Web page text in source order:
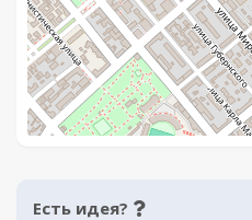
Есть идея?